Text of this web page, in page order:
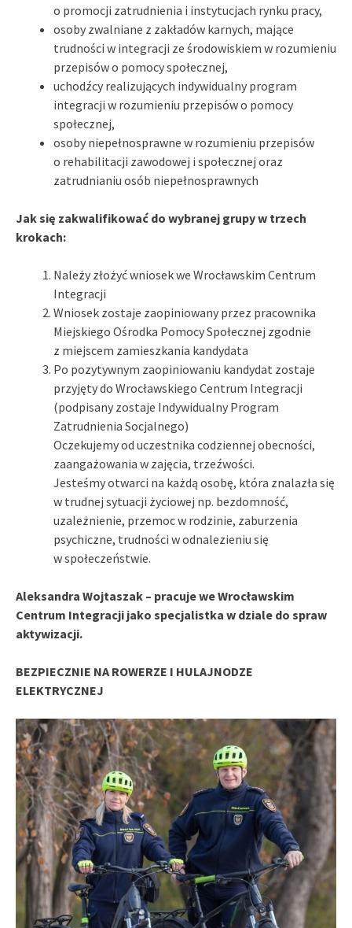
o promocji zatrudnienia i instytucjach rynku pracy,
osoby zwalniane z zakładów karnych, mające
trudności w integracji ze środowiskiem w rozumieniu
przepisów o pomocy społecznej,
uchodźcy realizujących indywidualny program
integracji w rozumieniu przepisów o pomocy
społecznej,
osoby niepełnosprawne w rozumieniu przepisów
o rehabilitacji zawodowej i społecznej oraz
zatrudnianiu osób niepełnosprawnych
Jak się zakwalifikować do wybranej grupy w trzech
krokach:
Należy złożyć wniosek we Wrocławskim Centrum
Integracji
Wniosek zostaje zaopiniowany przez pracownika
Miejskiego Ośrodka Pomocy Społecznej zgodnie
z miejscem zamieszkania kandydata
Po pozytywnym zaopiniowaniu kandydat zostaje
przyjęty do Wrocławskiego Centrum Integracji
(podpisany zostaje Indywidualny Program
Zatrudnienia Socjalnego)
Oczekujemy od uczestnika codziennej obecności,
zaangażowania w zajęcia, trzeźwości.
Jesteśmy otwarci na każdą osobę, która znalazła się
w trudnej sytuacji życiowej np. bezdomność,
uzależnienie, przemoc w rodzinie, zaburzenia
psychiczne, trudności w odnalezieniu się
w społeczeństwie.
Aleksandra Wojtaszak – pracuje we Wrocławskim
Centrum Integracji jako specjalistka w dziale do spraw
aktywizacji.
BEZPIECZNIE NA ROWERZE I HULAJNODZE
ELEKTRYCZNEJ